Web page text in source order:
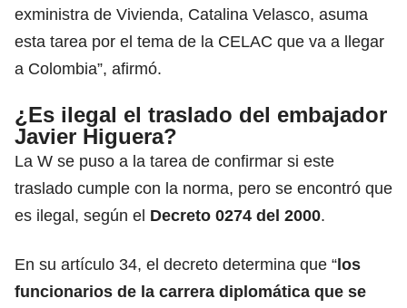
exministra de Vivienda, Catalina Velasco, asuma
esta tarea por el tema de la CELAC que va a llegar
a Colombia”, afirmó.
¿Es ilegal el traslado del embajador
Javier Higuera?
La W se puso a la tarea de confirmar si este
traslado cumple con la norma, pero se encontró que
es ilegal, según el Decreto 0274 del 2000.
En su artículo 34, el decreto determina que “los
funcionarios de la carrera diplomática que se